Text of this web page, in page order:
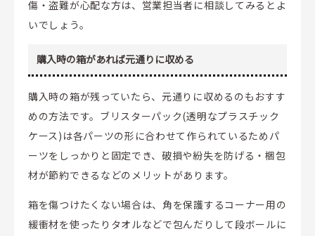
傷・盗難が心配な方は、営業担当者に相談してみるとよ
いでしょう。
購入時の箱があれば元通りに収める
購入時の箱が残っていたら、元通りに収めるのもおすす
めの方法です。ブリスターパック(透明なプラスチック
ケース)は各パーツの形に合わせて作られているためパ
ーツをしっかりと固定でき、破損や紛失を防げる・梱包
材が節約できるなどのメリットがあります。
箱を傷つけたくない場合は、角を保護するコーナー用の
緩衝材を使ったりタオルなどで包んだりして段ボールに